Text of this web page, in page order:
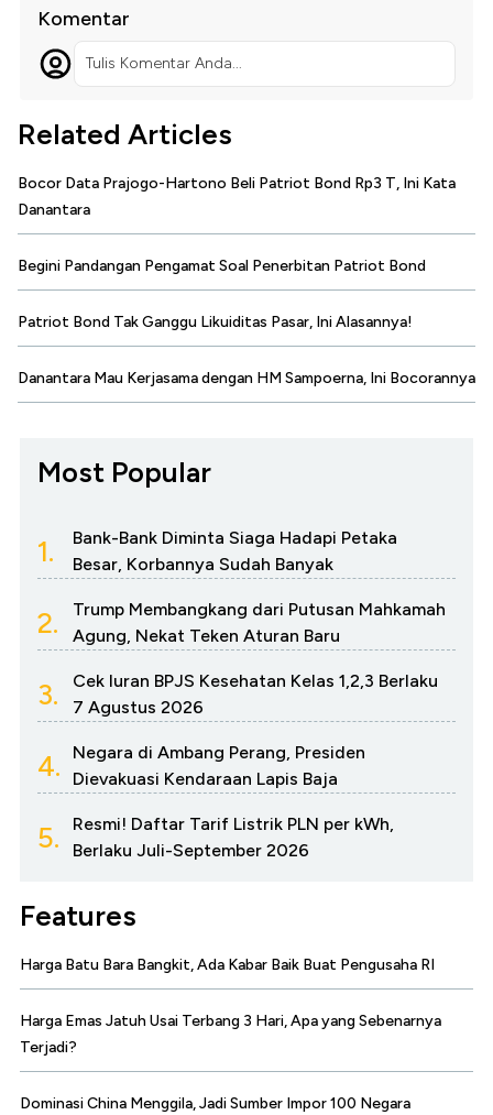
Komentar
Tulis Komentar Anda...
Related Articles
Bocor Data Prajogo-Hartono Beli Patriot Bond Rp3 T, Ini Kata
Danantara
Begini Pandangan Pengamat Soal Penerbitan Patriot Bond
Patriot Bond Tak Ganggu Likuiditas Pasar, Ini Alasannya!
Danantara Mau Kerjasama dengan HM Sampoerna, Ini Bocorannya
Most Popular
1.
Bank-Bank Diminta Siaga Hadapi Petaka
Besar, Korbannya Sudah Banyak
2.
Trump Membangkang dari Putusan Mahkamah
Agung, Nekat Teken Aturan Baru
3.
Cek Iuran BPJS Kesehatan Kelas 1,2,3 Berlaku
7 Agustus 2026
4.
Negara di Ambang Perang, Presiden
Dievakuasi Kendaraan Lapis Baja
5.
Resmi! Daftar Tarif Listrik PLN per kWh,
Berlaku Juli-September 2026
Features
Harga Batu Bara Bangkit, Ada Kabar Baik Buat Pengusaha RI
Harga Emas Jatuh Usai Terbang 3 Hari, Apa yang Sebenarnya
Terjadi?
Dominasi China Menggila, Jadi Sumber Impor 100 Negara